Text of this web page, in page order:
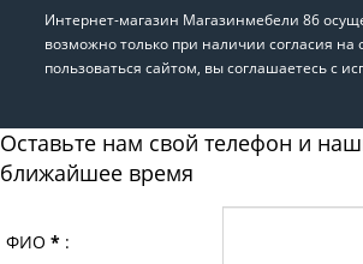
Интернет-магазин Магазинмебели 86
возможно только при наличии согласия
пользоваться сайтом, вы соглашаетесь с
Оставьте нам свой телефон и
ближайшее время
ФИО * :